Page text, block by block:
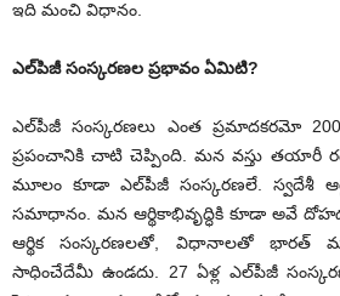
ఇది మంచి విధానం.
ఎల్‌పిజీ సంస్కరణల ప్రభావం ఏమిటి?
ఎల్‌పీజీ సంస్కరణలు ఎంత ప్రమాదకరమో
ప్రపంచానికి చాటి చెప్పింది. మన వస్తు తయారీ
మూలం కూడా ఎల్‌పీజీ సంస్కరణలే. స్వదేశీ
సమాధానం. మన ఆర్థికాభివృద్ధికి కూడా అవే
ఆర్థిక సంస్కరణలతో, విధానాలతో భారత్‌
సాధించేదేమీ ఉండదు. 27 ఏళ్ల ఎల్‌పీజీ